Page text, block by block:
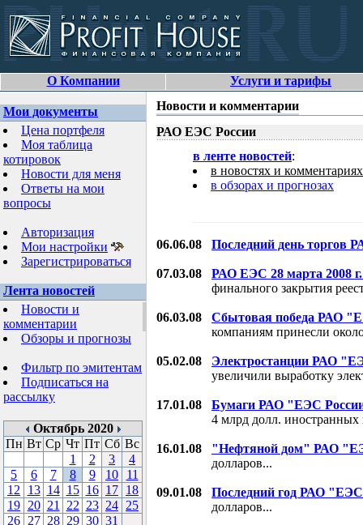
О Компании Услуги и тарифы
Мои документы
Цена портфеля
Моя таблица
котировок
Новости для меня
Ответы на мои
вопросы
Авторизация
Мои настройки
Зарегистрироваться
Лента новостей
Новости и
комментарии
Обзоры и прогнозы
Фильтр по эмитентам
Подписаться на
рассылку
Октябрь 2020
Пн Вт Ср Чт Пт Сб Вс
1
2 3
4
5
6 7 8 9 10
11
12
13 14 15 16 17 18
19 20 21 22 23 24 25
26 27 28 29 30 31
Новости и комментарии
РАО ЕЭС России
в ленте новостей:
в новостях и комментариях
в обзорах и прогнозах
06.06.08 Последний день торгов
07.03.08
РАО ЕЭС 28 марта 2008
финального закрытия
06.03.08
Сбытовая победа РАО
компаниям принесли
05.02.08
Электростанции РАО
увеличили выработку
17.01.08
Бумаги РАО "ЕЭС
4 млрд долл. иностранных
16.01.08
"Нефтяной дом" РАО
долларов...
09.01.08
Последний год РАО
долларов...